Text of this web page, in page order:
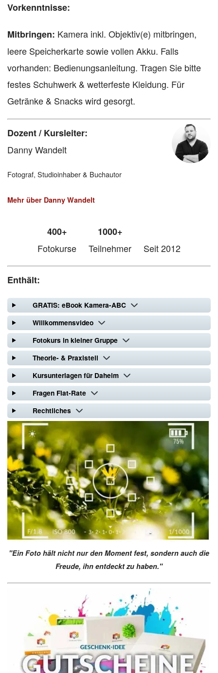
Vorkenntnisse:
Mitbringen: Kamera inkl. Objektiv(e) mitbringen,
leere Speicherkarte sowie vollen Akku. Falls
vorhanden: Bedienungsanleitung. Tragen Sie bitte
festes Schuhwerk & wetterfeste Kleidung. Für
Getränke & Snacks wird gesorgt.
Dozent / Kursleiter:
Danny Wandelt
Fotograf, Studioinhaber & Buchautor
Mehr über Danny Wandelt
400+
Fotokurse
1000+
Teilnehmer
Seit 2012
Enthält:
GRATIS: eBook Kamera-ABC
Willkommensvideo
Fotokurs in kleiner Gruppe
Theorie- & Praxisteil
Kursunterlagen für Daheim
Fragen Flat-Rate
Rechtliches
"Ein Foto hält nicht nur den Moment fest, sondern auch die
Freude, ihn entdeckt zu haben."